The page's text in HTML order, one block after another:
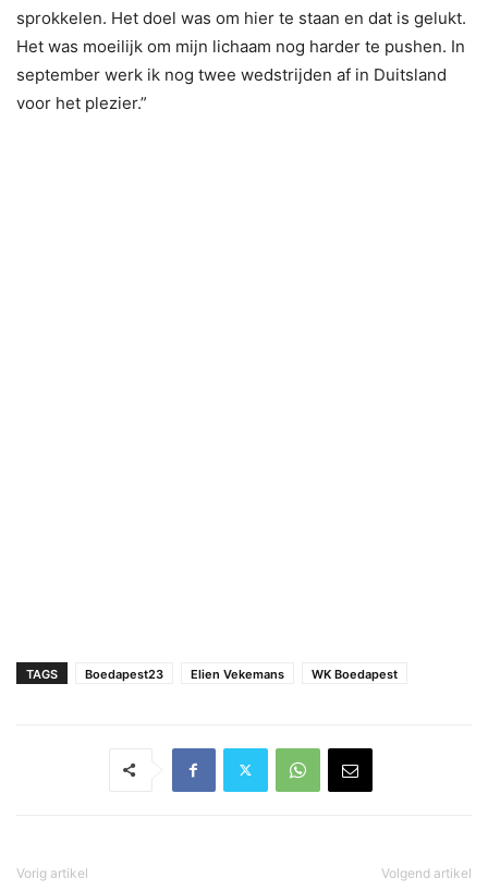
sprokkelen. Het doel was om hier te staan en dat is gelukt.
Het was moeilijk om mijn lichaam nog harder te pushen. In
september werk ik nog twee wedstrijden af in Duitsland
voor het plezier.”
TAGS Boedapest23 Elien Vekemans WK Boedapest
Vorig artikel Volgend artikel